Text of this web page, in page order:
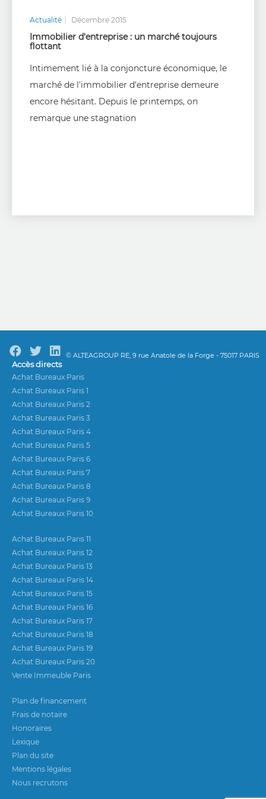
Actualité Décembre 2015
Immobilier d'entreprise : un marché toujours
flottant
Intimement lié à la conjoncture économique, le
marché de l'immobilier d'entreprise demeure
encore hésitant. Depuis le printemps, on
remarque une stagnation
© ALTEAGROUP RE, 9 rue Anatole de la Forge - 75017 PARIS
Accès directs
Achat Bureaux Paris
Achat Bureaux Paris 1
Achat Bureaux Paris 2
Achat Bureaux Paris 3
Achat Bureaux Paris 4
Achat Bureaux Paris 5
Achat Bureaux Paris 6
Achat Bureaux Paris 7
Achat Bureaux Paris 8
Achat Bureaux Paris 9
Achat Bureaux Paris 10
Achat Bureaux Paris 11
Achat Bureaux Paris 12
Achat Bureaux Paris 13
Achat Bureaux Paris 14
Achat Bureaux Paris 15
Achat Bureaux Paris 16
Achat Bureaux Paris 17
Achat Bureaux Paris 18
Achat Bureaux Paris 19
Achat Bureaux Paris 20
Vente Immeuble Paris
Plan de financement
Frais de notaire
Honoraires
Lexique
Plan du site
Mentions légales
Nous recrutons